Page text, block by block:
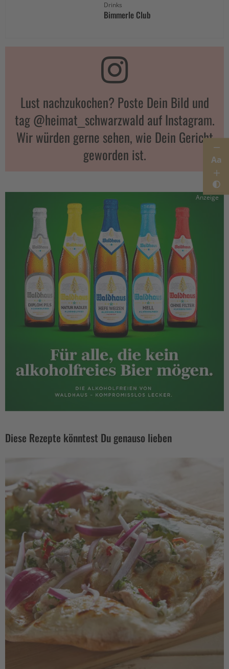
Aa
Drinks
Bimmerle Club
Lust nachzukochen? Poste Dein Bild und
tag @heimat_schwarzwald auf Instagram.
Wir würden gerne sehen, wie Dein Gericht
geworden ist.
Anzeige
Diese Rezepte könntest Du genauso lieben